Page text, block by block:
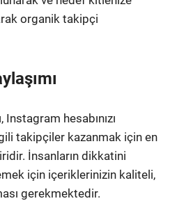
organik takipçi
hesabınızı
takipçiler kazanmak için en
İnsanların dikkatini
için içeriklerinizin kaliteli,
gerekmektedir.